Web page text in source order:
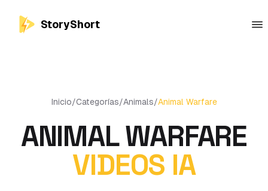
StoryShort
Inicio/Categorías/Animals/Animal Warfare
ANIMAL WARFARE
VIDEOS IA